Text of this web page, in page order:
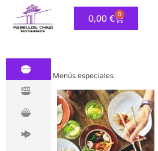
0,00 € 0
Menús especiales